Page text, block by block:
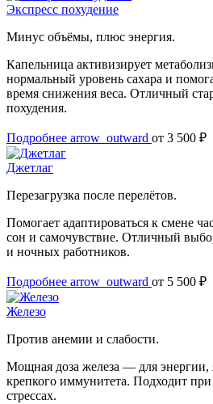
Экспресс похудение
Минус объёмы, плюс энергия.
Капельница активизирует
нормальный уровень сахара и
время снижения веса. Отличный
похудения.
Подробнее arrow_outward от 3 500 ₽
Джетлаг
Перезагрузка после перелётов.
Помогает адаптироваться к смене
сон и самочувствие. Отличный
и ночных работников.
Подробнее arrow_outward от 5 500 ₽
Железо
Против анемии и слабости.
Мощная доза железа — для
крепкого иммунитета. Подходит
стрессах.